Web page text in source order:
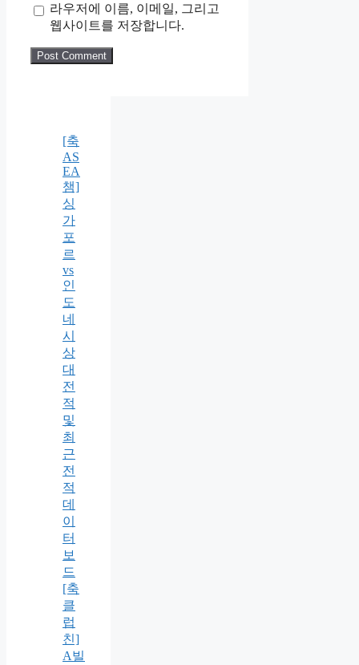
라우저에 이름, 이메일, 그리고
웹사이트를 저장합니다.
[축
AS
EA
챔]
싱
가
포
르
vs
인
도
네
시
상
대
전
적
및
최
근
전
적
데
이
터
보
드
[축
클
럽
친]
A빌